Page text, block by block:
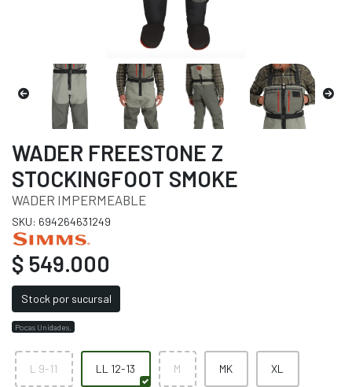
WADER FREESTONE Z
STOCKINGFOOT SMOKE
WADER IMPERMEABLE
SKU: 694264631249
$ 549.000
Stock por sucursal
Pocas Unidades.
L 9-11 LL 12-13 M MK XL